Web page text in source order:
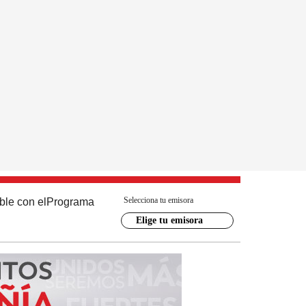
con el Programa Selecciona tu emisora
Elige tu emisora